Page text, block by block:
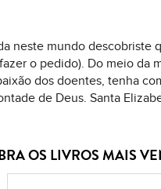
neste mundo
o pedido). Do meio
dos doentes, tenha
de Deus. Santa
OS LIVROS MAIS